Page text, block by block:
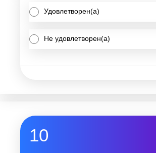
Удовлетворен(а)
Не удовлетворен(а)
10